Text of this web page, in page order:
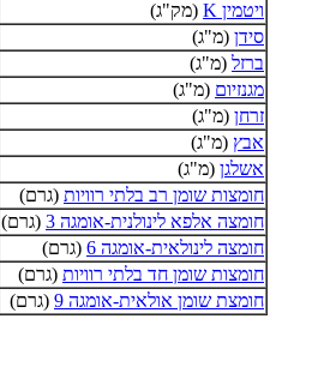
ויטמין K
(מק"ג)
סידן (מ"ג)
ברזל (מ"ג)
מגנזיום (מ"ג)
זרחן (מ"ג)
אבץ (מ"ג)
אשלגן (מ"ג)
חומצות שומן רב בלתי רוויות (גרם)
חומצה אלפא לינולנית-אומגה 3
(גרם)
חומצה לינולאית-אומגה 6
(גרם)
חומצות שומן חד בלתי רוויות (גרם)
חומצת שומן אולאית-אומגה 9
(גרם)